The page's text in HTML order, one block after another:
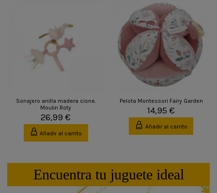
Sonajero anilla madera cisne.
Moulin Roty
26,99 €
Añadir al carrito
Pelota Montessori Fairy Garden
14,95 €
Añadir al carrito
Encuentra tu juguete ideal